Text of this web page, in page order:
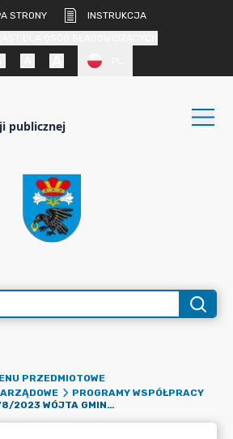
STRONY
INSTRUKCJA
publicznej
PRZEDMIOTOWE
PROGRAMY WSPÓŁPRACY
ZARZĄDZENIE NR 78/2023 WÓJTA GMINY RADZIEJOWICE Z DNIA 26 PAŹDZIERNIKA 2023 R. W SPRAWIE: PRZEPROWADZENIA KONSULTACJI PROJEKTU ROCZNEGO PROGRAMU WSPÓŁPRACY GMINY RADZIEJOWICE Z ORGANIZACJAMI POZARZĄDOWYMI ORAZ INNYMI PODMIOTAMI, O KTÓRYCH MOWA W ART. 3 UST. 3 USTAWY Z DNIA 24 KWIETNIA 2003R. O DZIAŁALNOŚCI POŻYTKU PUBLICZNEGO I O WOLONTARIACIE, NA 2024 ROK.